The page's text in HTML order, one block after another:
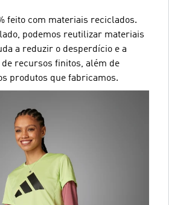
feito com materiais reciclados.
podemos reutilizar materiais
a reduzir o desperdício e a
de recursos finitos, além de
produtos que fabricamos.